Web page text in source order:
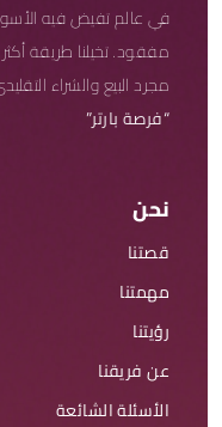
في عالم تفيض فيه
مفقود. تخيلنا طريقة أكثر
مجرد البيع والشراء
“فرصة بارتر”
نحن
قصتنا
مهمتنا
رؤيتنا
عن فريقنا
الأسئلة الشائعة